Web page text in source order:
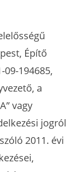
Építő
09-194685,
a
vagy
jogról
2011. évi